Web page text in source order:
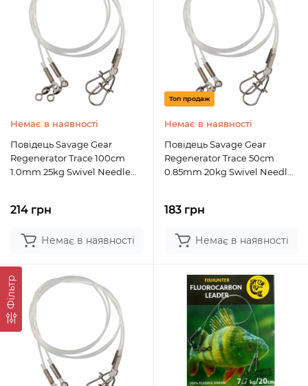
Фільтр
Немає в наявності
Повідець Savage Gear
Regenerator Trace 100cm
1.0mm 25kg Swivel Needle
214 грн
Немає в наявності
Топ продаж
Немає в наявності
Повідець Savage Gear
Regenerator Trace 50cm
0.85mm 20kg Swivel Needle
183 грн
Немає в наявності